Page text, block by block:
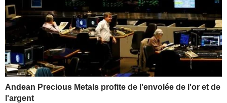
Andean Precious Metals profite de l'envolée de l'or et de
l'argent